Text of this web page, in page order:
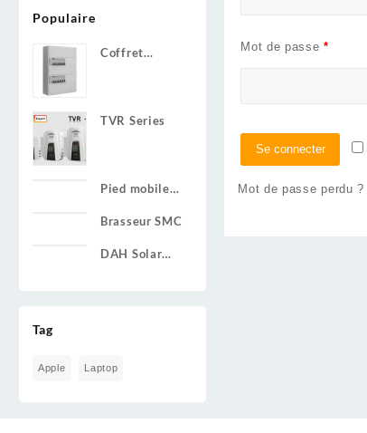
Populaire
Coffret
TVR Series
Pied mobile
60 à 100
pouces
Brasseur SMC
DAH Solar
Tag
Apple Laptop
Mot de passe*
Se connecter
Mot de passe perdu ?